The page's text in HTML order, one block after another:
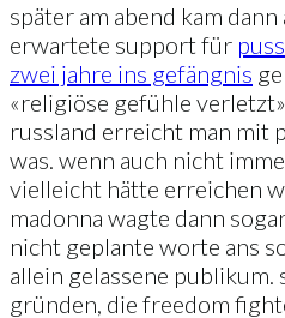
später am abend kam
erwartete support für
zwei jahre ins gefängnis
«religiöse gefühle
russland erreicht man mit
was. wenn auch nicht
vielleicht hätte erreichen
madonna wagte dann
nicht geplante worte ans
allein gelassene
gründen, die freedom